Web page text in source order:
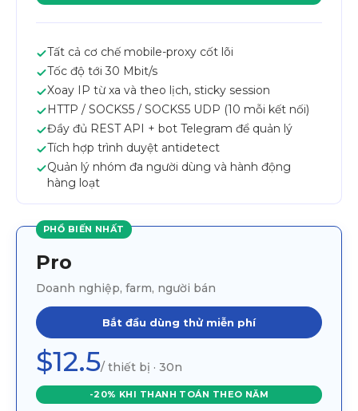
Tất cả cơ chế mobile-proxy cốt lõi
Tốc độ tới 30 Mbit/s
Xoay IP từ xa và theo lịch, sticky session
HTTP / SOCKS5 / SOCKS5 UDP (10 mỗi kết nối)
Đầy đủ REST API + bot Telegram để quản lý
Tích hợp trình duyệt antidetect
Quản lý nhóm đa người dùng và hành động
hàng loạt
PHỔ BIẾN NHẤT
Pro
Doanh nghiệp, farm, người bán
Bắt đầu dùng thử miễn phí
$12.5/ thiết bị · 30n
-20% KHI THANH TOÁN THEO NĂM